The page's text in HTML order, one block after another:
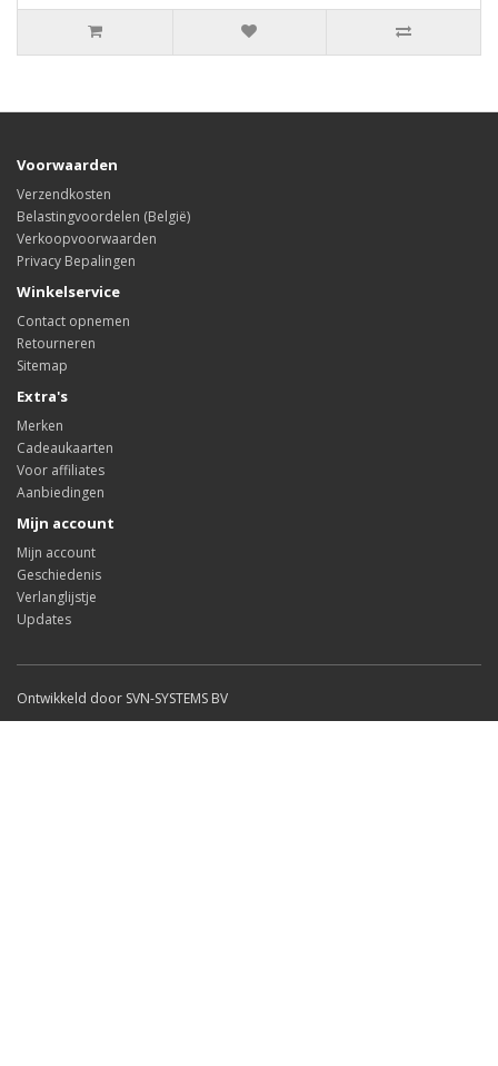
Voorwaarden
Verzendkosten
Belastingvoordelen (België)
Verkoopvoorwaarden
Privacy Bepalingen
Winkelservice
Contact opnemen
Retourneren
Sitemap
Extra's
Merken
Cadeaukaarten
Voor affiliates
Aanbiedingen
Mijn account
Mijn account
Geschiedenis
Verlanglijstje
Updates
Ontwikkeld door SVN-SYSTEMS BV